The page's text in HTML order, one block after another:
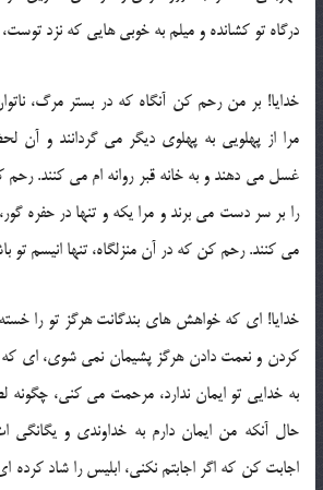
درگاه تو کشانده و میلم به خوبی هایی که نزد
خدایا! بر من رحم کن آنگاه که در بستر مرگ،
مرا از پهلویی به پهلوی دیگر می گردانند و آن
غسل می دهند و به خانه قبر روانه ام می کنند. رحم
را بر سر دست می برند و مرا یکه و تنها در حفره
می کنند. رحم کن که در آن منزلگاه، تنها انیسم تو
خدایا! ای که خواهش های بندگانت هرگز تو را
کردن و نعمت دادن هرگز پشیمان نمی شوی، ای
به خدایی تو ایمان ندارد، مرحمت می کنی، چگونه
حال آنکه من ایمان دارم به خداوندی و یگانگی
اجابت کن که اگر اجابتم نکنی، ابلیس را شاد کرده